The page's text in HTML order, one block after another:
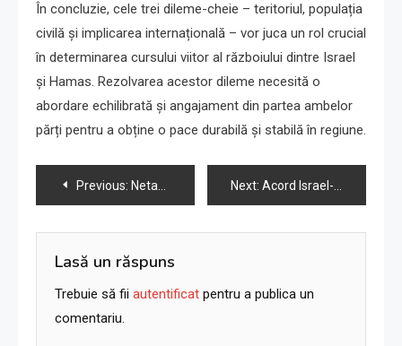
În concluzie, cele trei dileme-cheie – teritoriul, populația
civilă și implicarea internațională – vor juca un rol crucial
în determinarea cursului viitor al războiului dintre Israel
și Hamas. Rezolvarea acestor dileme necesită o
abordare echilibrată și angajament din partea ambelor
părți pentru a obține o pace durabilă și stabilă în regiune.
Navigare
în
articole
Previous: Netanyahu despre responsabilitatea atacului Hamas: „Li s-a cerut lui FDR despre Pearl Harbor?” Next: Acord Israel-Hamas pentru eliberarea ostaticilor din Gaza poate fi la câteva zile distanță, afirmă o sursă
Lasă un răspuns
Trebuie să fii autentificat pentru a publica un
comentariu.